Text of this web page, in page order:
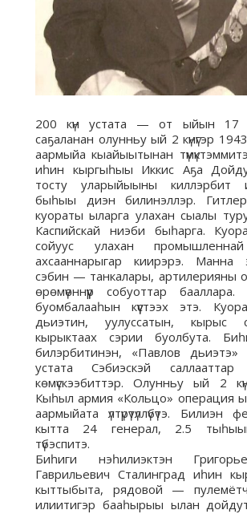
200 күн устата — от ыйын 17
саҕаланан олунньу ый 2 күнүгэр
аармыйа кыайыытынан
иһин кыргыһыы Иккис Аҕа Дойду
тосту уларыйыыны киллэрбит
быһыы диэн билинэллэр. Гитлер
куораты ыларга улахан сыалы
Каспийскай ниэби быһарга.
сойуус улахан
ахсааннарыгар киирэрэ. Манна
сэбин — танкалары, артилерияны
өрөмүөннүүр собуоттар бааллара.
буомбалааһын күүстээх этэ.
дьиэтин, уулуссатын, кырыс
кырыктаах сэрии буолбута.
билэрбитинэн, «Павлов
устата Сэбиэскэй саллааттар
көмүскээбиттэр. Олунньу ый 2
Кыһыл армия «Кольцо» операция
аармыйата үлтүрүтүллүбүтэ. Билиэн
кытта 24 генерал, 2.5
түбэспитэ.
Биһиги нэһилиэктэн
Гаврильевич Сталинград иһин
кыттыбыта, рядовой —
илиитигэр бааһырыы ылан